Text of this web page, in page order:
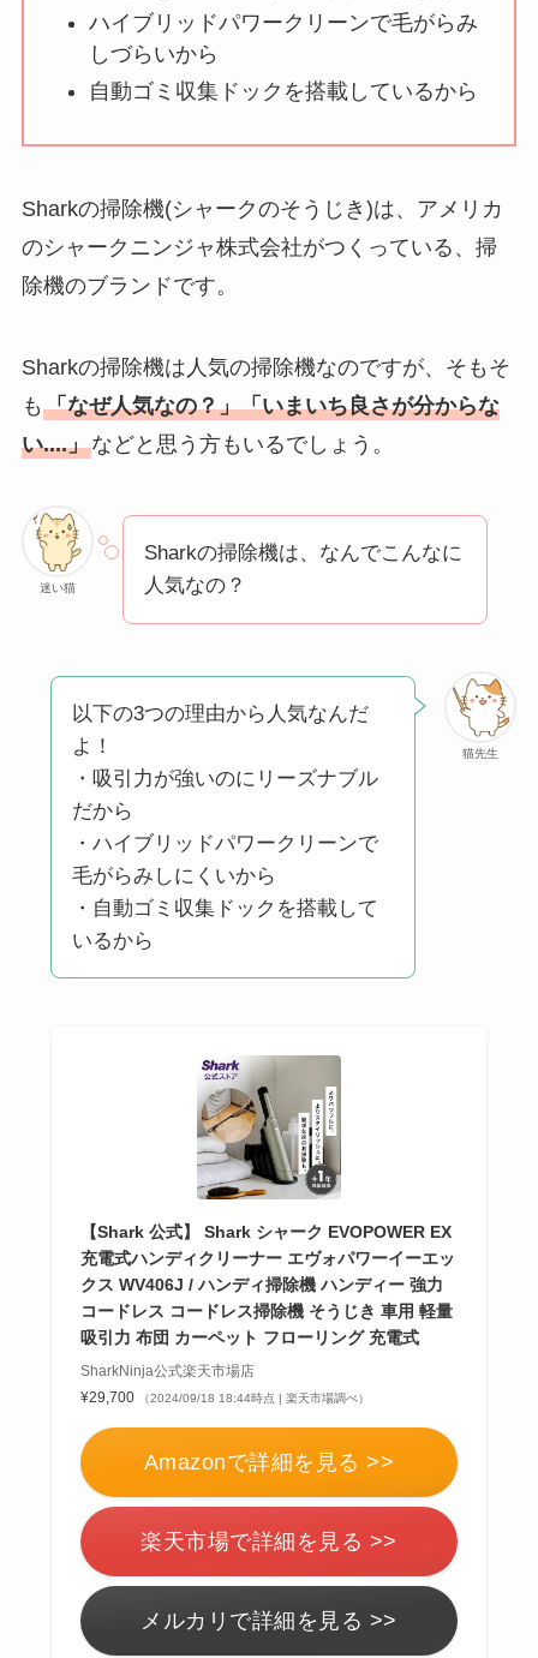
い理由は？なぜ人
解説！
THE STEM CELL フ
理由は？3つの理由と
口コミ・評判を紹
人気の理由と安く買
える方法も解説！
アレクサンドルドゥ
ぜ人気？安く買える
方法も解説！
人気？安く買える方
法も解説！
たまごっちみーつは
なぜ高い？なぜ人
気？安く買える方法
The Rowはなぜ高
の理由と安く買える
ハイブリッドパワークリーンで毛がらみ
しづらいから
自動ゴミ収集ドックを搭載しているから
Sharkの掃除機(シャークのそうじき)は、アメリカ
のシャークニンジャ株式会社がつくっている、掃
除機のブランドです。
Sharkの掃除機は人気の掃除機なのですが、そもそ
も 「なぜ人気なの？」「いまいち良さが分からな
い....」などと思う方もいるでしょう。
迷い猫
Sharkの掃除機は、なんでこんなに
人気なの？
猫先生
以下の3つの理由から人気なんだ
よ！
・吸引力が強いのにリーズナブル
だから
・ハイブリッドパワークリーンで
毛がらみしにくいから
・自動ゴミ収集ドックを搭載して
いるから
【Shark 公式】 Shark シャーク EVOPOWER EX
充電式ハンディクリーナー エヴォパワーイーエッ
クス WV406J / ハンディ掃除機 ハンディー 強力
コードレス コードレス掃除機 そうじき 車用 軽量
吸引力 布団 カーペット フローリング 充電式
SharkNinja公式楽天市場店
¥29,700
（2024/09/18 18:44時点 | 楽天市場調べ）
Amazonで詳細を見る >>
楽天市場で詳細を見る >>
メルカリで詳細を見る >>